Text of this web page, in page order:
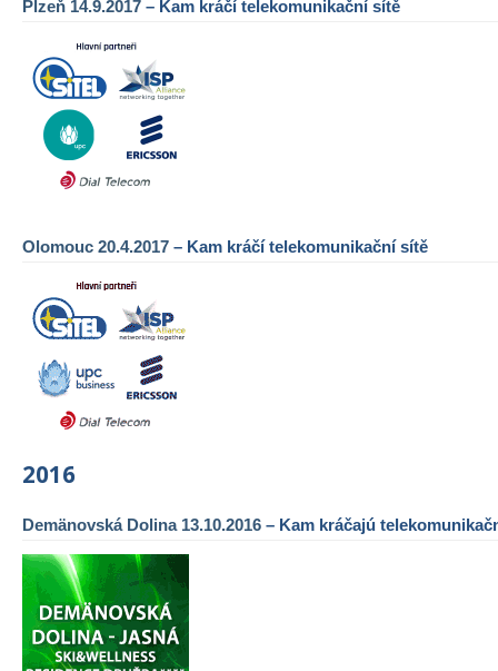
Plzeň 14.9.2017 – Kam kráčí telekomunikační sítě
Olomouc 20.4.2017 – Kam kráčí telekomunikační sítě
2016
Demänovská Dolina 13.10.2016 – Kam kráčajú